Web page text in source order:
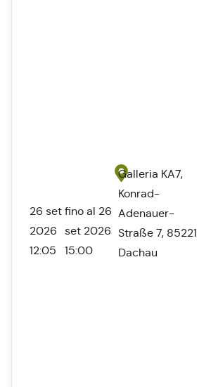
26 set
2026
12:05
fino al 26
set 2026
15:00
Galleria KA7,
Konrad-
Adenauer-
Straße 7, 85221
Dachau